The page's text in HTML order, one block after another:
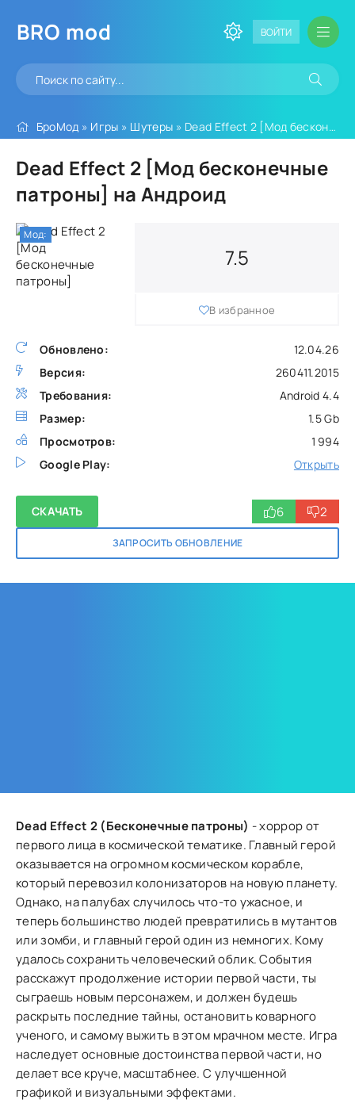
BRO mod ВОЙТИ
БроМод » Игры » Шутеры » Dead Effect 2 [Мод бесконечные патроны]
Dead Effect 2 [Мод бесконечные
патроны] на Андроид
Обновлено:
12.04.26
Версия:
260411.2015
Требования:
Android 4.4
Размер:
1.5 Gb
Просмотров:
1 994
Google Play:
Открыть
7.5
В избранное
СКАЧАТЬ
ЗАПРОСИТЬ ОБНОВЛЕНИЕ
6 2
Мод:
Dead Effect 2 (Бесконечные патроны) - хоррор от
первого лица в космической тематике. Главный герой
оказывается на огромном космическом корабле,
который перевозил колонизаторов на новую планету.
Однако, на палубах случилось что-то ужасное, и
теперь большинство людей превратились в мутантов
или зомби, и главный герой один из немногих. Кому
удалось сохранить человеческий облик. События
расскажут продолжение истории первой части, ты
сыграешь новым персонажем, и должен будешь
раскрыть последние тайны, остановить коварного
ученого, и самому выжить в этом мрачном месте. Игра
наследует основные достоинства первой части, но
делает все круче, масштабнее. С улучшенной
графикой и визуальными эффектами.